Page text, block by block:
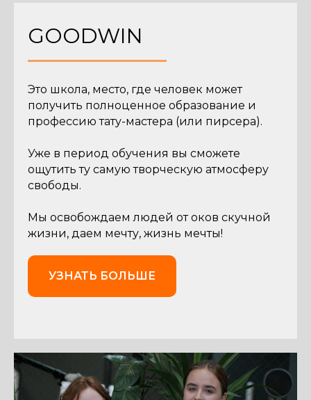
GOODWIN
Это школа, место, где человек может
получить полноценное образование и
профессию тату-мастера (или пирсера).
Уже в период обучения вы сможете
ощутить ту самую творческую атмосферу
свободы.
Мы освобождаем людей от оков скучной
жизни, даем мечту, жизнь мечты!
УЗНАТЬ БОЛЬШЕ